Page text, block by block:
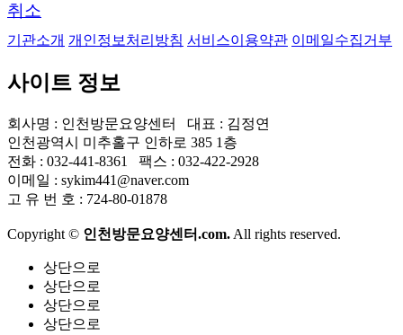
취소
기관소개 개인정보처리방침 서비스이용약관 이메일수집거부
사이트 정보
회사명 : 인천방문요양센터 대표 : 김정연
인천광역시 미추홀구 인하로 385 1층
전화 : 032-441-8361 팩스 : 032-422-2928
이메일 : sykim441@naver.com
고 유 번 호 : 724-80-01878
Copyright © 인천방문요양센터.com. All rights reserved.
상단으로
상단으로
상단으로
상단으로